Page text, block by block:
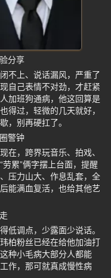
分享
不上、说话漏风，严重了
自己表情不对劲，才赶紧
加班狗通病，他这回算是
得过，轻微的几天就好，
，别再硬扛了。
警钟
在，跨界玩音乐、拍戏、
累”俩字摆上台面，提醒
压力山大、作息乱套，全
能满血复活，也给其他艺
低调点，少露面少说话。
柏粉丝已经在给他加油打
种小毛病大部分人都能
作，那可就真成慢性病